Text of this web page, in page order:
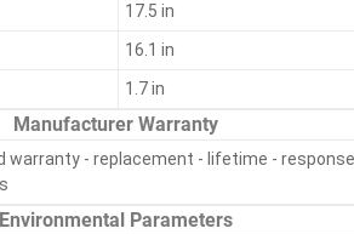
17.5 in
16.1 in
1.7 in
Manufacturer Warranty
warranty - replacement - lifetime -
Environmental Parameters